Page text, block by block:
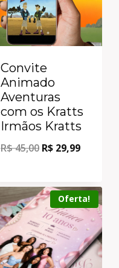
Convite
Animado
Aventuras
com os Kratts
Irmãos Kratts
R$45,00 R$ 29,99
Oferta!